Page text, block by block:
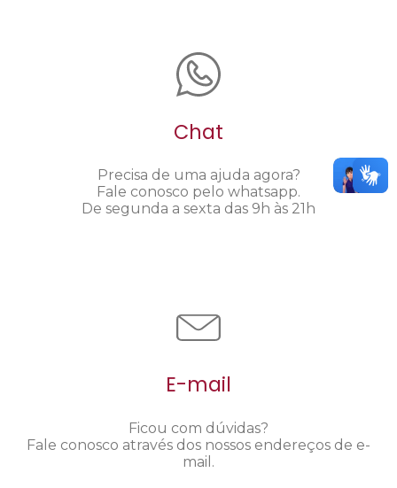
Chat
Precisa de uma ajuda agora?
Fale conosco pelo whatsapp.
De segunda a sexta das 9h às 21h
E-mail
Ficou com dúvidas?
Fale conosco através dos nossos endereços de e-
mail.